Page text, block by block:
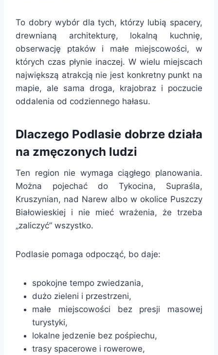
To dobry wybór dla tych, którzy lubią spacery,
drewnianą architekturę, lokalną kuchnię,
obserwację ptaków i małe miejscowości, w
których czas płynie inaczej. W wielu miejscach
największą atrakcją nie jest konkretny punkt na
mapie, ale sama droga, krajobraz i poczucie
oddalenia od codziennego hałasu.
Dlaczego Podlasie dobrze działa
na zmęczonych ludzi
Ten region nie wymaga ciągłego planowania.
Można pojechać do Tykocina, Supraśla,
Kruszynian, nad Narew albo w okolice Puszczy
Białowieskiej i nie mieć wrażenia, że trzeba
„zaliczyć” wszystko.
Podlasie pomaga odpocząć, bo daje:
spokojne tempo zwiedzania,
dużo zieleni i przestrzeni,
małe miejscowości bez presji masowej
turystyki,
lokalne jedzenie bez pośpiechu,
trasy spacerowe i rowerowe,